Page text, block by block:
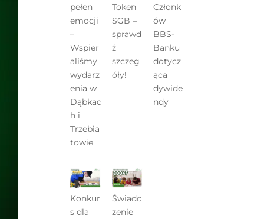
pełen
emocji
–
Wspier
aliśmy
wydarz
enia w
Dąbkac
h i
Trzebia
towie
Token
SGB –
sprawd
ź
szczeg
óły!
Członk
ów
BBS-
Banku
dotycz
ąca
dywide
ndy
Konkur
s dla
Świadc
zenie